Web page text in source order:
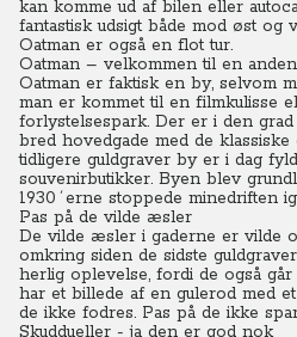
kan komme ud af bilen eller
fantastisk udsigt både mod øst og
Oatman er også en flot tur.
Oatman – velkommen til en
Oatman er faktisk en by, selvom
man er kommet til en filmkulisse
forlystelsespark. Der er i den
bred hovedgade med de
tidligere guldgraver by er i dag
souvenirbutikker. Byen blev
1930´erne stoppede minedriften
Pas på de vilde æsler
De vilde æsler i gaderne er vilde
omkring siden de sidste
herlig oplevelse, fordi de også
har et billede af en gulerod med
de ikke fodres. Pas på de ikke
Skuddueller - ja den er god nok